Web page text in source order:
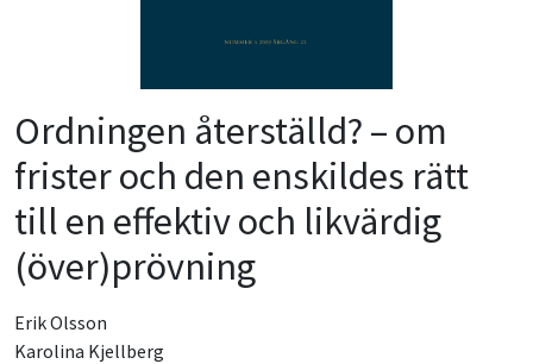
Ordningen återställd? – om
frister och den enskildes rätt
till en effektiv och likvärdig
(över)prövning
Erik Olsson
Karolina Kjellberg